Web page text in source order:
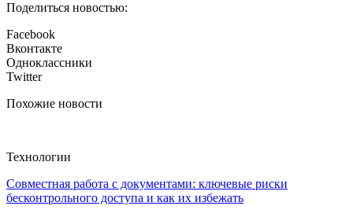
Поделиться новостью:
Facebook
Вконтакте
Одноклассники
Twitter
Похожие новости
Технологии
Совместная работа с документами: ключевые риски
бесконтрольного доступа и как их избежать